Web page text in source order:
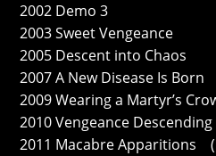
2002 Demo 3
2003 Sweet Vengeance
2005 Descent into Chaos
2007 A New Disease Is Born
2009 Wearing a Martyr’s
2010 Vengeance Descending
2011 Macabre Apparitions